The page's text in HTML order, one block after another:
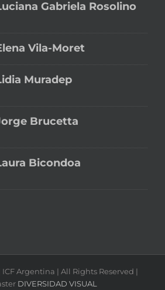
Gabriela Rosolino
Vila-Moret
Muradep
Brucetta
Bicondoa
Argentina | All Rights Reserved |
DIVERSIDAD VISUAL